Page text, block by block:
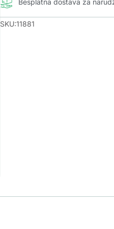
Besplatna dostava za
SKU:11881